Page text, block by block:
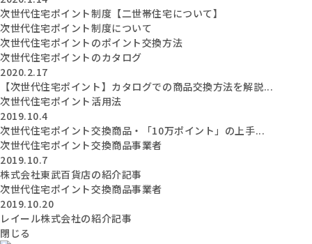
次世代住宅ポイント制度【二世帯住宅について】
次世代住宅ポイント制度について
次世代住宅ポイントのポイント交換方法
次世代住宅ポイントのカタログ
2020.2.17
【次世代住宅ポイント】カタログでの商品交換方法を解説...
次世代住宅ポイント活用法
2019.10.4
次世代住宅ポイント交換商品・「10万ポイント」の上手...
次世代住宅ポイント交換商品事業者
2019.10.7
株式会社東武百貨店の紹介記事
次世代住宅ポイント交換商品事業者
2019.10.20
レイール株式会社の紹介記事
閉じる